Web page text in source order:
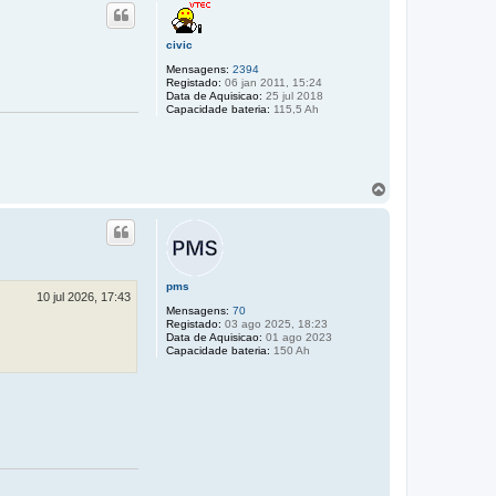
civic
Mensagens: 2394
Registado: 06 jan 2011, 15:24
Data de Aquisicao: 25 jul 2018
Capacidade bateria: 115,5 Ah
pms
Mensagens: 70
Registado: 03 ago 2025, 18:23
Data de Aquisicao: 01 ago 2023
Capacidade bateria: 150 Ah
10 jul 2026, 17:43